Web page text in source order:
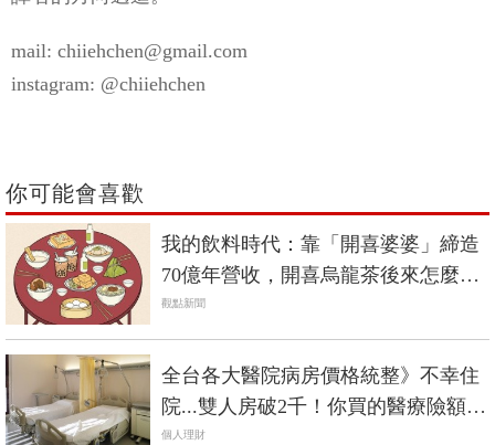
mail: chiiehchen@gmail.com
instagram: @chiiehchen
你可能會喜歡
我的飲料時代：靠「開喜婆婆」締造
70億年營收，開喜烏龍茶後來怎麼
了？
觀點新聞
全台各大醫院病房價格統整》不幸住
院...雙人房破2千！你買的醫療險額度
夠賠嗎？
個人理財